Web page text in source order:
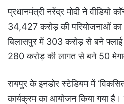
प्रधानमंत्री नरेंद्र मोदी ने वीडियो
34,427 करोड़ की परियोजनाओं का
बिलासपुर में 303 करोड़ से बने
280 करोड़ की लागत से बने 50
रायपुर के इनडोर स्टेडियम में
कार्यक्रम का आयोजन किया गया है।